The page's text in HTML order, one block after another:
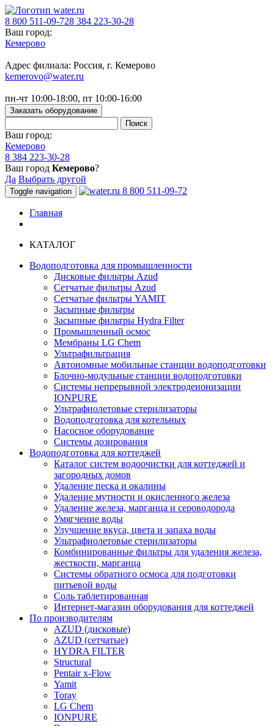
8 800 511-09-728 384 223-30-28
Ваш город:
Кемерово
Адрес филиала: Россия, г. Кемерово
kemerovo@water.ru
пн-чт 10:00-18:00, пт 10:00-16:00
Заказать оборудование
Ваш город:
Кемерово
8 384 223-30-28
Ваш город Кемерово?
Да Выбрать другой
Toggle navigation 8 800 511-09-72
Главная
КАТАЛОГ
Водоподготовка для промышленности
Дисковые фильтры Azud
Сетчатые фильтры Azud
Сетчатые фильтры YAMIT
Засыпные фильтры
Засыпные фильтры Hydra Filter
Промышленный осмос
Мембраны LG Chem
Ультрафильтрация
Автономные мобильные станции водоподготовки
Блочно-модульные станции водоподготовки
Системы непрерывной электродеионизации
IONPURE
Ультрафиолетовые стерилизаторы
Водоподготовка для котельных
Насосное оборудование
Системы дозирования
Водоподготовка для коттеджей
Каталог систем водоочистки для коттеджей и
загородных домов
Удаление песка и окалины
Удаление мутности и окисленного железа
Удаление железа, марганца и сероводорода
Умягчение воды
Улучшение вкуса, цвета и запаха воды
Ультрафиолетовые стерилизаторы
Комбинированные фильтры для удаления железа,
жесткости, марганца
Системы обратного осмоса для подготовки
питьевой воды
Соль таблетированная
Интернет-магазин оборудования для коттеджей
По производителям
AZUD (дисковые)
AZUD (сетчатые)
HYDRA FILTER
Structural
Pentair x-Flow
Yamit
Toray
LG Chem
IONPURE